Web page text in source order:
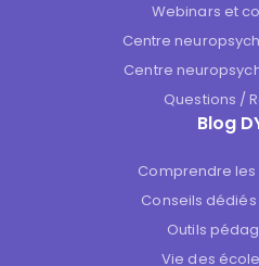
Webinars et
Centre
Centre
Questions /
Blog
Comprendre les
Conseils
Outils
Vie des